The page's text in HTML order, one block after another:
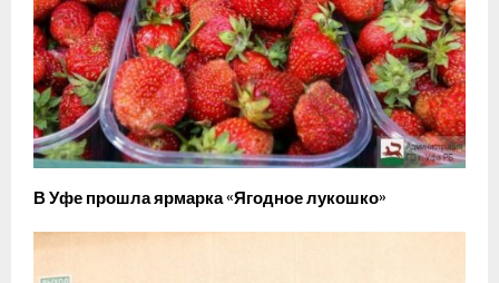
В Уфе прошла ярмарка «Ягодное лукошко»